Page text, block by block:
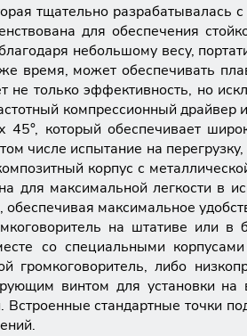
тщательно
для обеспечения
небольшому весу,
время, может обеспечивать
только эффективность, но
компрессионный
который обеспечивает
числе испытание на
корпус с
для максимальной легкости в
максимальное
на штативе
со специальными
громкоговоритель, либо
винтом для установки
стандартные точки